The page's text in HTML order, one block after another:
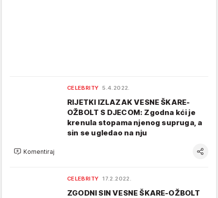
CELEBRITY 5.4.2022.
RIJETKI IZLAZAK VESNE ŠKARE-
OŽBOLT S DJECOM: Zgodna kći je
krenula stopama njenog supruga, a
sin se ugledao na nju
Komentiraj
CELEBRITY 17.2.2022.
ZGODNI SIN VESNE ŠKARE-OŽBOLT